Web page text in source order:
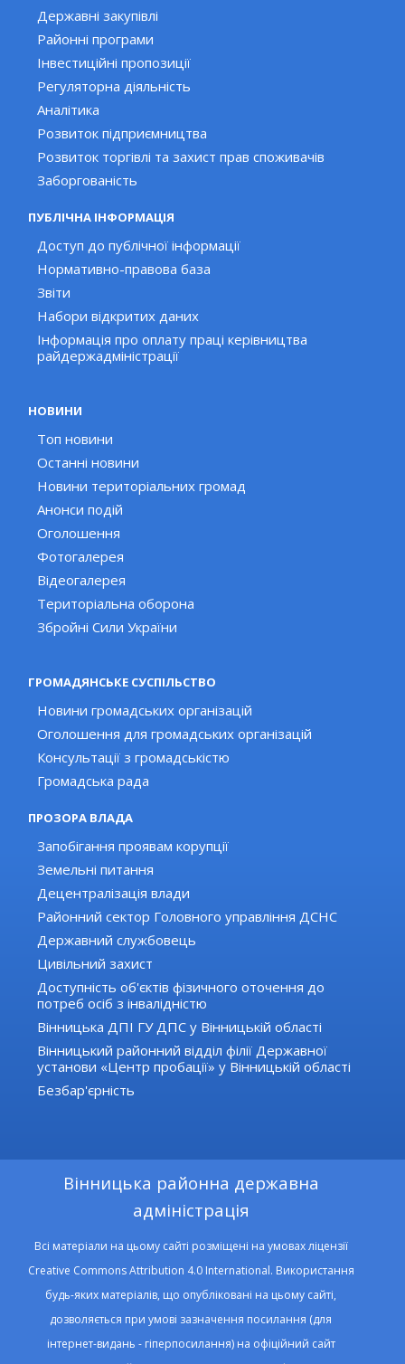
Державні закупівлі
Районні програми
Інвестиційні пропозиції
Регуляторна діяльність
Аналітика
Розвиток підприємництва
Розвиток торгівлі та захист прав споживачів
Заборгованість
ПУБЛІЧНА ІНФОРМАЦІЯ
Доступ до публічної інформації
Нормативно-правова база
Звіти
Набори відкритих даних
Інформація про оплату праці керівництва
райдержадміністрації
НОВИНИ
Топ новини
Останні новини
Новини територіальних громад
Анонси подій
Оголошення
Фотогалерея
Відеогалерея
Територіальна оборона
Збройні Сили України
ГРОМАДЯНСЬКЕ СУСПІЛЬСТВО
Новини громадських організацій
Оголошення для громадських організацій
Консультації з громадськістю
Громадська рада
ПРОЗОРА ВЛАДА
Запобігання проявам корупції
Земельні питання
Децентралізація влади
Районний сектор Головного управління ДСНС
Державний службовець
Цивільний захист
Доступність об'єктів фізичного оточення до
потреб осіб з інвалідністю
Вінницька ДПІ ГУ ДПС у Вінницькій області
Вінницький районний відділ філії Державної
установи «Центр пробації» у Вінницькій області
Безбар'єрність
Вінницька районна державна
адміністрація
Всі матеріали на цьому сайті розміщені на умовах ліцензії
Creative Commons Attribution 4.0 International. Використання
будь-яких матеріалів, що опубліковані на цьому сайті,
дозволяється при умові зазначення посилання (для
інтернет-видань - гіперпосилання) на офіційний сайт